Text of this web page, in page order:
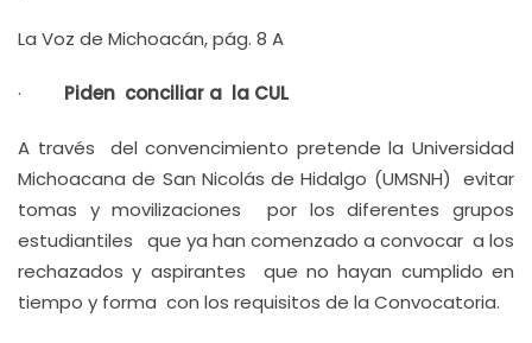
La Voz de Michoacán, pág. 8 A
· Piden conciliar a la CUL
A través del convencimiento pretende la Universidad
Michoacana de San Nicolás de Hidalgo (UMSNH) evitar
tomas y movilizaciones por los diferentes grupos
estudiantiles que ya han comenzado a convocar a los
rechazados y aspirantes que no hayan cumplido en
tiempo y forma con los requisitos de la Convocatoria.